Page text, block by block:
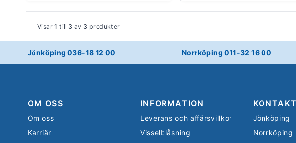
Visar1 till 3 av 3 produkter
Jönköping 036-18 12 00 Norrköping 011-32 16 00
OM OSS
Om oss
Karriär
INFORMATION
Leverans och affärsvillkor
Visselblåsning
KONTAKT
Jönköping
Norrköping